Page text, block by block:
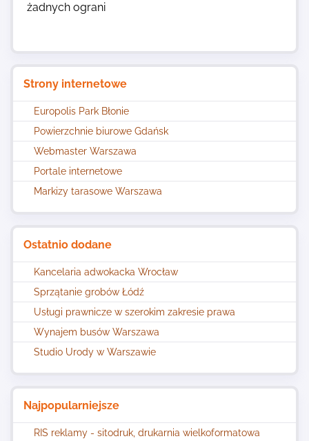
Strony internetowe
Europolis Park Błonie
Powierzchnie biurowe Gdańsk
Webmaster Warszawa
Portale internetowe
Markizy tarasowe Warszawa
Ostatnio dodane
Kancelaria adwokacka Wrocław
Sprzątanie grobów Łódź
Usługi prawnicze w szerokim zakresie prawa
Wynajem busów Warszawa
Studio Urody w Warszawie
Najpopularniejsze
RIS reklamy - sitodruk, drukarnia wielkoformatowa
żadnych ograni